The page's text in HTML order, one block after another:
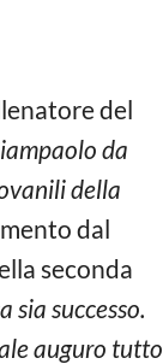
del
da
della
dal
seconda
sia successo.
auguro tutto